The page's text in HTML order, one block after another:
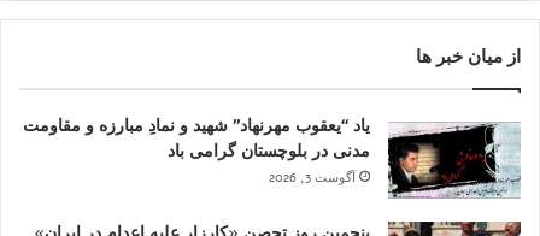
از میان خبر ها
یاد “یعقوب مهرنهاد” شهید و نمادِ مبارزه و مقاومت
مدنی در بلوچستان گرامی باد
آگوست 3, 2026